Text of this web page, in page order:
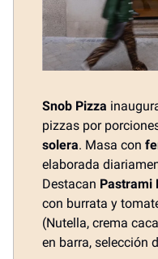
Snob Pizza
pizzas por
solera. Masa con
elaborada
Destacan Pastrami
con burrata y
(Nutella, crema
en barra, selección